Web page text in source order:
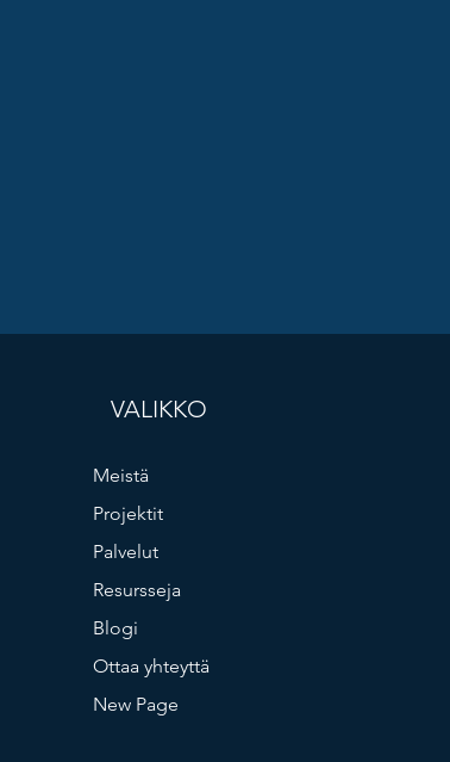
VALIKKO
Meistä
Projektit
Palvelut
Resursseja
Blogi
Ottaa yhteyttä
New Page